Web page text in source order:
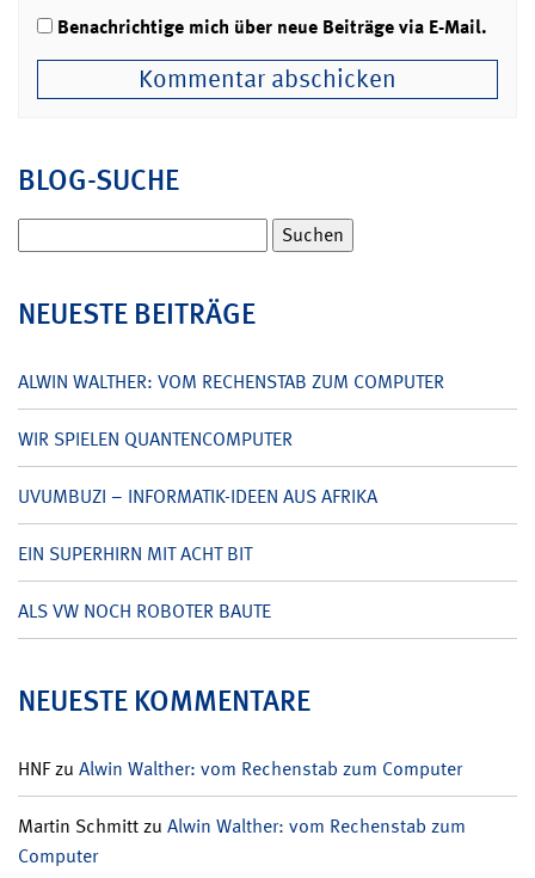
Benachrichtige mich über neue Beiträge via E-Mail.
BLOG-SUCHE
nach:
NEUESTE BEITRÄGE
ALWIN WALTHER: VOM RECHENSTAB ZUM COMPUTER
WIR SPIELEN QUANTENCOMPUTER
UVUMBUZI – INFORMATIK-IDEEN AUS AFRIKA
EIN SUPERHIRN MIT ACHT BIT
ALS VW NOCH ROBOTER BAUTE
NEUESTE KOMMENTARE
HNFzu Alwin Walther: vom Rechenstab zum Computer
Martin Schmittzu Alwin Walther: vom Rechenstab zum
Computer